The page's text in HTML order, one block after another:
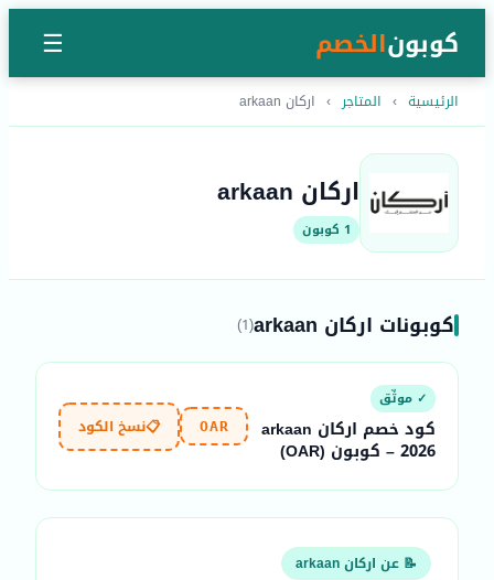
كوبونالخصم ☰
الرئيسية › المتاجر › اركان arkaan
اركان arkaan
1 كوبون
كوبونات اركان arkaan (1)
✓ موثّق
كود خصم اركان arkaan
2026 – كوبون (OAR)
OAR
📋نسخ الكود
📝 عن اركان arkaan